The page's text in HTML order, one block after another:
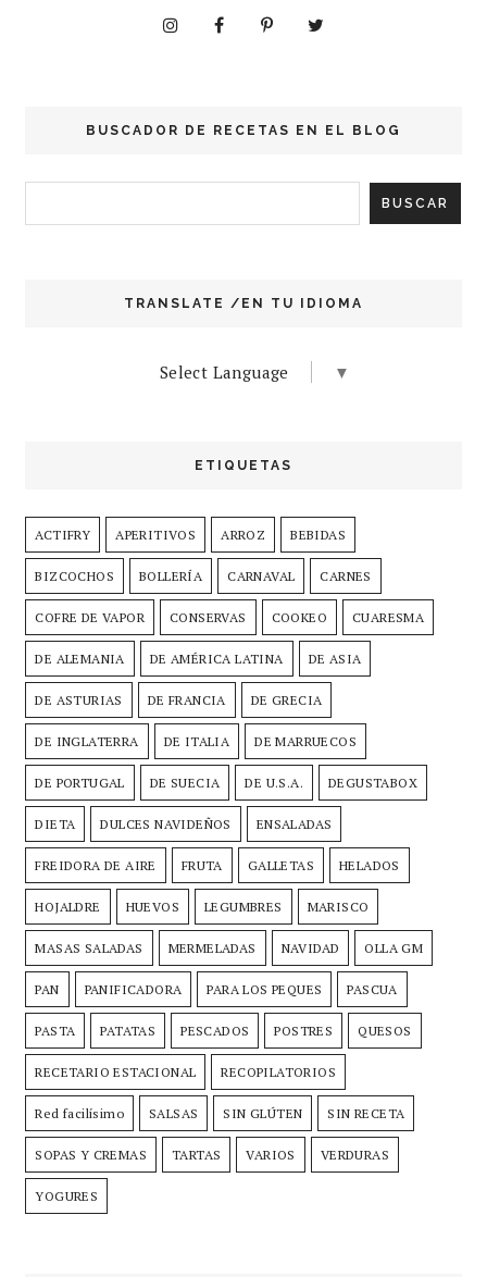
BUSCADOR DE RECETAS EN EL BLOG
TRANSLATE /EN TU IDIOMA
Select Language ▼
ETIQUETAS
ACTIFRY APERITIVOS ARROZ BEBIDAS
BIZCOCHOS BOLLERÍA CARNAVAL CARNES
COFRE DE VAPOR CONSERVAS COOKEO CUARESMA
DE ALEMANIA DE AMÉRICA LATINA DE ASIA
DE ASTURIAS DE FRANCIA DE GRECIA
DE INGLATERRA DE ITALIA DE MARRUECOS
DE PORTUGAL DE SUECIA DE U.S.A. DEGUSTABOX
DIETA DULCES NAVIDEÑOS ENSALADAS
FREIDORA DE AIRE FRUTA GALLETAS HELADOS
HOJALDRE HUEVOS LEGUMBRES MARISCO
MASAS SALADAS MERMELADAS NAVIDAD OLLA GM
PAN PANIFICADORA PARA LOS PEQUES PASCUA
PASTA PATATAS PESCADOS POSTRES QUESOS
RECETARIO ESTACIONAL RECOPILATORIOS
Red facilísimo SALSAS SIN GLÚTEN SIN RECETA
SOPAS Y CREMAS TARTAS VARIOS VERDURAS
YOGURES